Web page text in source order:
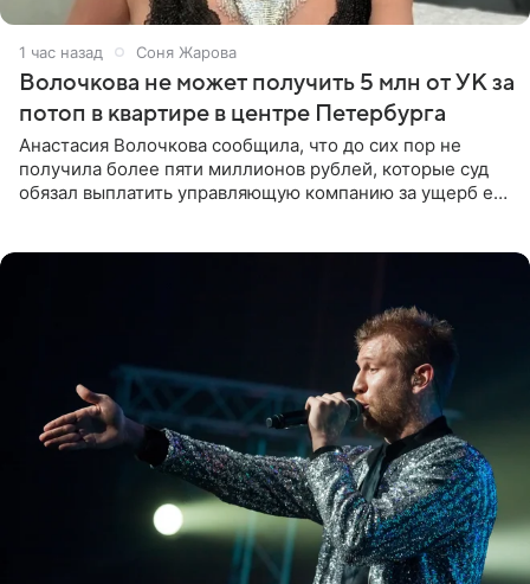
1 час назад Соня Жарова
Волочкова не может получить 5 млн от УК за
потоп в квартире в центре Петербурга
Анастасия Волочкова сообщила, что до сих пор не
получила более пяти миллионов рублей, которые суд
обязал выплатить управляющую компанию за ущерб ее